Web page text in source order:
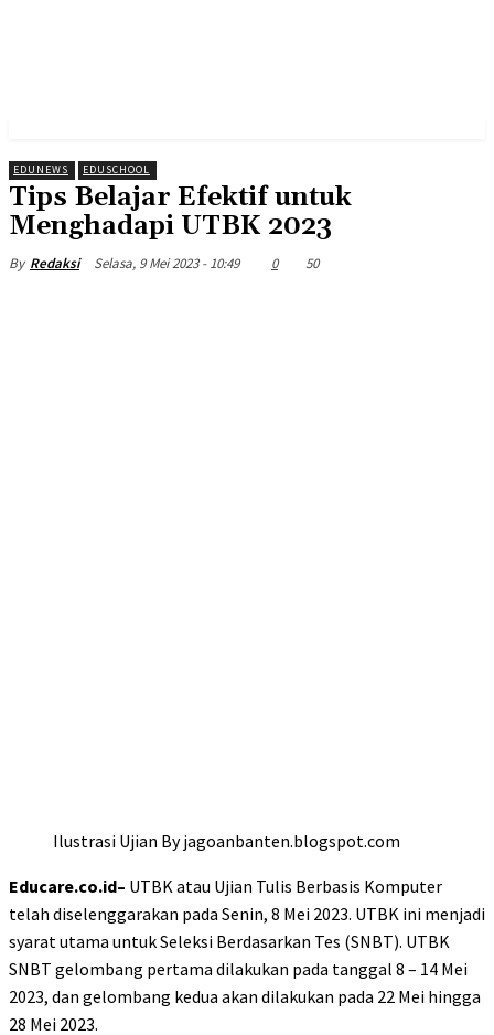
EDUNEWS EDUSCHOOL
Tips Belajar Efektif untuk
Menghadapi UTBK 2023
By Redaksi Selasa, 9 Mei 2023 - 10:49 0 50
Ilustrasi Ujian By jagoanbanten.blogspot.com
Educare.co.id– UTBK atau Ujian Tulis Berbasis Komputer
telah diselenggarakan pada Senin, 8 Mei 2023. UTBK ini menjadi
syarat utama untuk Seleksi Berdasarkan Tes (SNBT). UTBK
SNBT gelombang pertama dilakukan pada tanggal 8 – 14 Mei
2023, dan gelombang kedua akan dilakukan pada 22 Mei hingga
28 Mei 2023.